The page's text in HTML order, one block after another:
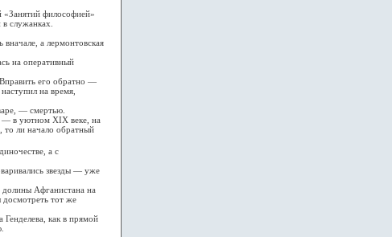
«Занятий философией»
служанках.
а лермонтовская
на оперативный
его обратно —
на время,
— смертью.
в уютном XIX веке, на
ли начало обратный
а с
звезды — уже
Афганистана на
тот же
как в прямой